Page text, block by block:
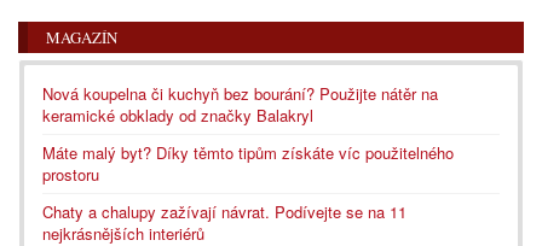
MAGAZÍN
Nová koupelna či kuchyň bez bourání? Použijte nátěr na
keramické obklady od značky Balakryl
Máte malý byt? Díky těmto tipům získáte víc použitelného
prostoru
Chaty a chalupy zažívají návrat. Podívejte se na 11
nejkrásnějších interiérů